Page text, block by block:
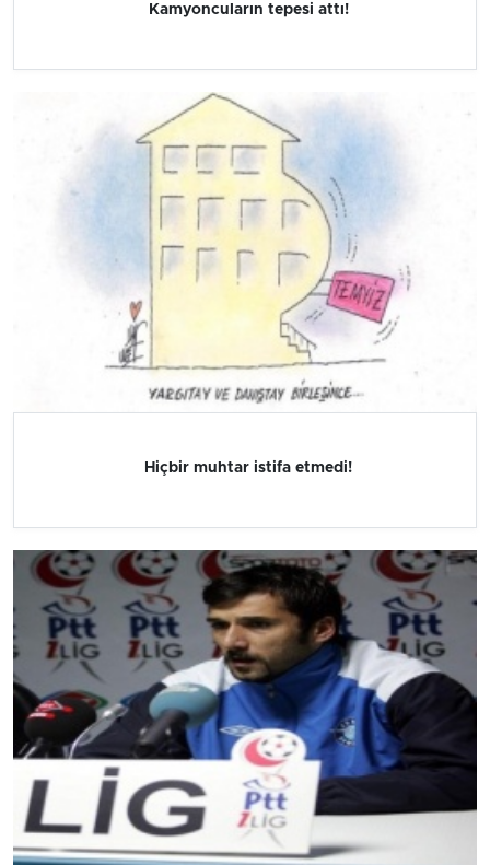
Kamyoncuların tepesi attı!
Hiçbir muhtar istifa etmedi!